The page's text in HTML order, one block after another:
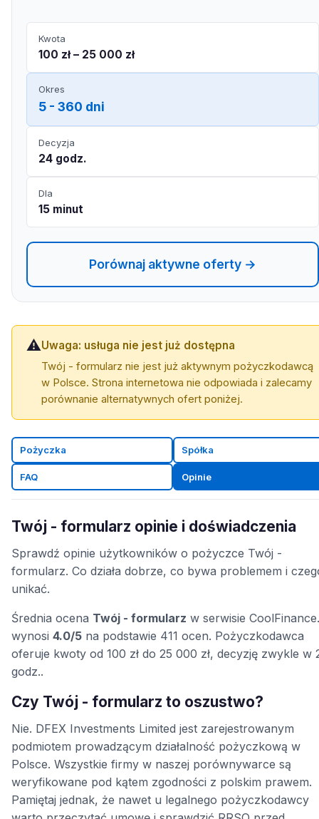
Kwota
100 zł – 25 000 zł
Okres
5 - 360 dni
Decyzja
24 godz.
Dla
15 minut
Porównaj aktywne oferty →
⚠️Uwaga: usługa nie jest już dostępna
Twój - formularz nie jest już aktywnym pożyczkodawcą
w Polsce. Strona internetowa nie odpowiada i zalecamy
porównanie alternatywnych ofert poniżej.
Pożyczka Spółka
FAQ Opinie
Twój - formularz opinie i doświadczenia
Sprawdź opinie użytkowników o pożyczce Twój -
formularz. Co działa dobrze, co bywa problemem i
unikać.
Średnia ocena Twój - formularz w serwisie
wynosi 4.0/5 na podstawie 411 ocen. Pożyczkodawca
oferuje kwoty od 100 zł do 25 000 zł, decyzję zwykle w
godz..
Czy Twój - formularz to oszustwo?
Nie. DFEX Investments Limited jest zarejestrowanym
podmiotem prowadzącym działalność pożyczkową w
Polsce. Wszystkie firmy w naszej porównywarce są
weryfikowane pod kątem zgodności z polskim prawem.
Pamiętaj jednak, że nawet u legalnego pożyczkodawcy